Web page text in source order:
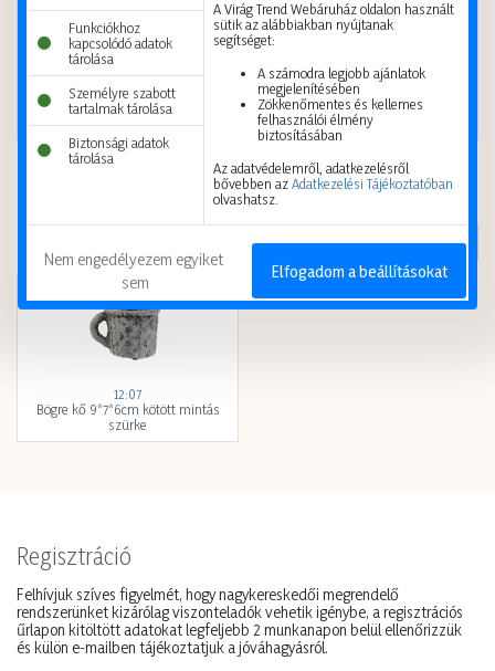
A vásárláshozregisztráció
szükséges.
Kis karton
48 db
Nagy karton192 db
A vásárláshozregisztráció
Kis karton
1 db
Nagy karton 600 db
12:07
Bögre kő 9*7*6cm kötött mintás
szürke
Regisztráció
Felhívjuk szíves figyelmét, hogy nagykereskedői megrendelő
rendszerünket kizárólag viszonteladók vehetik igénybe, a regisztrációs
űrlapon kitöltött adatokat legfeljebb 2 munkanapon belül ellenőrizzük
és külön e-mailben tájékoztatjuk a jóváhagyásról.
Funkciókhoz
kapcsolódó adatok
tárolása
Személyre szabott
tartalmak tárolása
Biztonsági adatok
tárolása
A Virág Trend Webáruház oldalon használt
sütik az alábbiakban nyújtanak
segítséget:
A számodra legjobb ajánlatok
megjelenítésében
Zökkenőmentes és kellemes
felhasználói élmény
biztosításában
Az adatvédelemről, adatkezelésről
bővebben azAdatkezelési Tájékoztatóban
olvashatsz.
Nem engedélyezem egyiket
sem
Elfogadom a beállításokat